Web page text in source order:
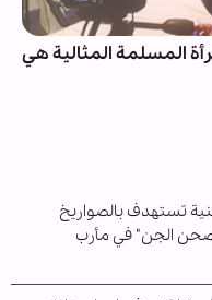
المسلمة المثالية هي
تستهدف بالصواريخ
الجن" في مأرب